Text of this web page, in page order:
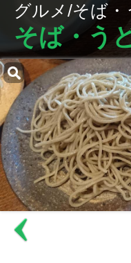
グルメ/そば・
そば・う